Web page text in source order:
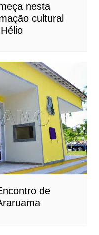
nesta
cultural
de